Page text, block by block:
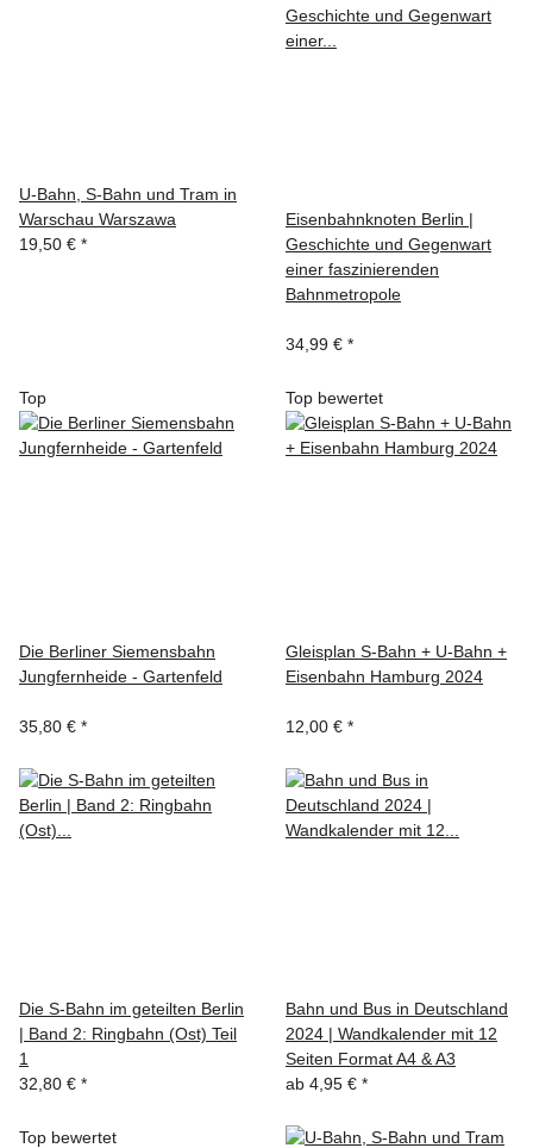
U-Bahn, S-Bahn und Tram in
Warschau Warszawa
19,50 € *
Eisenbahnknoten Berlin |
Geschichte und Gegenwart
einer faszinierenden
Bahnmetropole
34,99 € *
Top
Die Berliner Siemensbahn
Jungfernheide - Gartenfeld
35,80 € *
Top bewertet
Gleisplan S-Bahn + U-Bahn +
Eisenbahn Hamburg 2024
12,00 € *
Die S-Bahn im geteilten Berlin
| Band 2: Ringbahn (Ost) Teil
1
32,80 € *
Bahn und Bus in Deutschland
2024 | Wandkalender mit 12
Seiten Format A4 & A3
ab 4,95 € *
Top bewertet